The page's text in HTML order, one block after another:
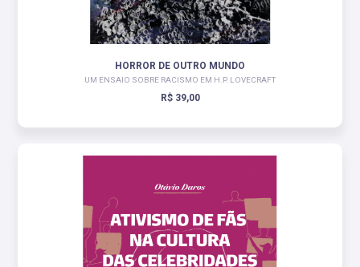
HORROR DE OUTRO MUNDO
UM ENSAIO SOBRE RACISMO EM H.P. LOVECRAFT
R$ 39,00